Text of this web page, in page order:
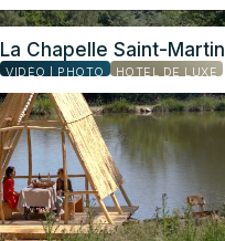
La Chapelle Saint-Martin
VIDÉO | PHOTO HOTEL DE LUXE